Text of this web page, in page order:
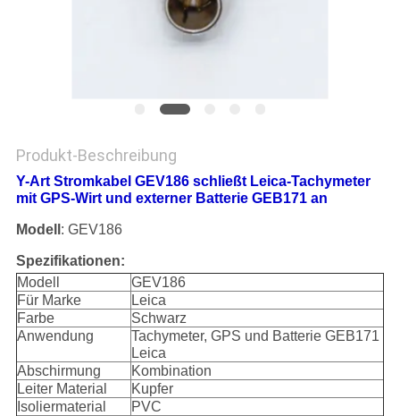
Produkt-Beschreibung
Y-Art Stromkabel GEV186 schließt Leica-Tachymeter
mit GPS-Wirt und externer Batterie GEB171 an
Modell : GEV186
Spezifikationen:
Modell
GEV186
Für Marke
Leica
Farbe
Schwarz
Anwendung
Tachymeter, GPS und Batterie GEB171
Leica
Abschirmung
Kombination
Leiter Material
Kupfer
Isoliermaterial
PVC